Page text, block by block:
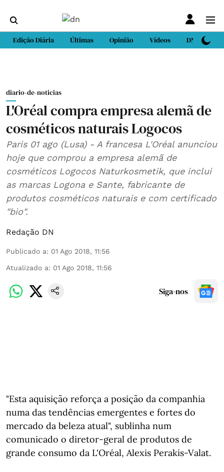
Edição Diária Últimas Opinião Vídeos DN Sport
diario-de-noticias
L'Oréal compra empresa alemã de
cosméticos naturais Logocos
Paris 01 ago (Lusa) - A francesa L'Oréal anunciou
hoje que comprou a empresa alemã de
cosméticos Logocos Naturkosmetik, que inclui
as marcas Logona e Sante, fabricante de
produtos cosméticos naturais e com certificado
"bio".
Redação DN
Publicado a: 01 Ago 2018, 11:56
Atualizado a: 01 Ago 2018, 11:56
Siga-nos
"Esta aquisição reforça a posição da companhia
numa das tendências emergentes e fortes do
mercado da beleza atual", sublinha num
comunicado o diretor-geral de produtos de
grande consumo da L'Oréal, Alexis Perakis-Valat.